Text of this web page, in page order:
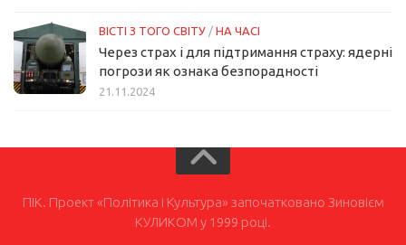
ВІСТІ З ТОГО СВІТУ / НА ЧАСІ
Через страх і для підтримання страху: ядерні
погрози як ознака безпорадності
21.11.2024
ПІК. Проект «Політика і Культура» започатковано Зиновієм
КУЛИКОМ у 1999 році.